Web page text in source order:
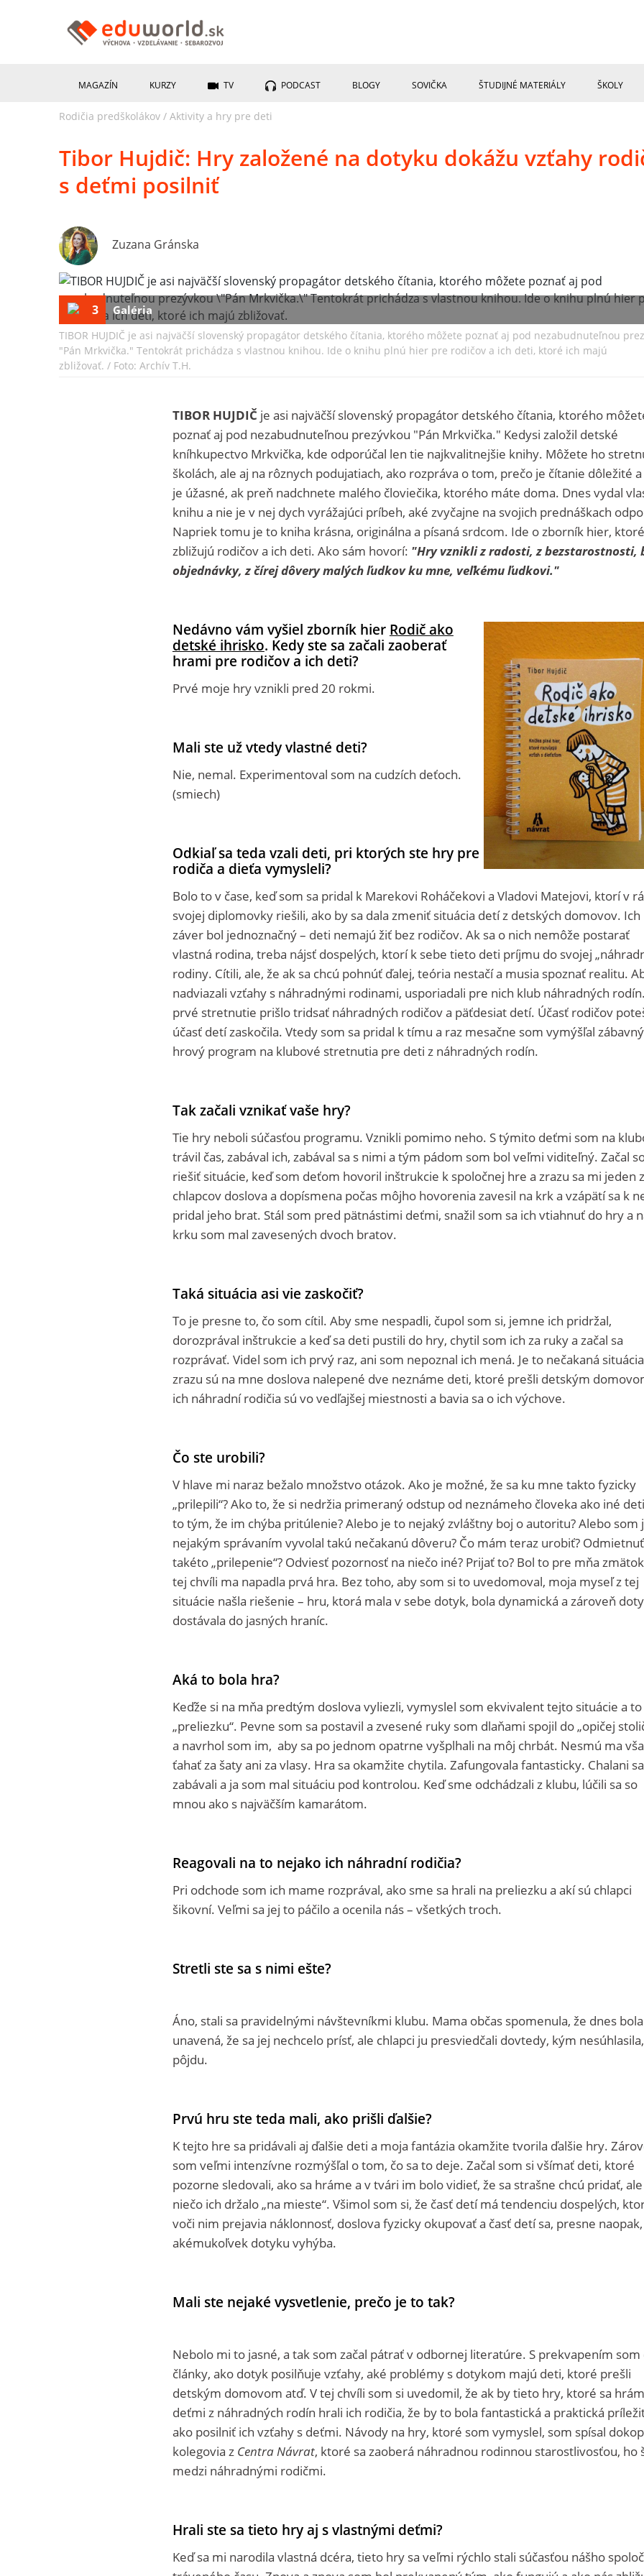
MAGAZÍN KURZY TV PODCAST BLOGY SOVIČKA ŠTUDIJNÉ MATERIÁLY ŠKOLY
Rodičia predškolákov / Aktivity a hry pre deti
Tibor Hujdič: Hry založené na dotyku dokážu vzťahy
s deťmi posilniť
Zuzana Gránska
3 Galéria
TIBOR HUJDIČ je asi najväčší slovenský propagátor detského čítania, ktorého môžete poznať aj pod nezabudnuteľnou
"Pán Mrkvička." Tentokrát prichádza s vlastnou knihou. Ide o knihu plnú hier pre rodičov a ich deti, ktoré ich majú
zbližovať. / Foto: Archív T.H.
TIBOR HUJDIČ je asi najväčší slovenský propagátor detského čítania, ktorého
poznať aj pod nezabudnuteľnou prezývkou "Pán Mrkvička." Kedysi založil detské
kníhkupectvo Mrkvička, kde odporúčal len tie najkvalitnejšie knihy. Môžete ho
školách, ale aj na rôznych podujatiach, ako rozpráva o tom, prečo je čítanie dôležité a
je úžasné, ak preň nadchnete malého človiečika, ktorého máte doma. Dnes vydal
knihu a nie je v nej dych vyrážajúci príbeh, aké zvyčajne na svojich prednáškach
Napriek tomu je to kniha krásna, originálna a písaná srdcom. Ide o zborník hier, ktoré
zbližujú rodičov a ich deti. Ako sám hovorí: "Hry vznikli z radosti, z bezstarostnosti,
objednávky, z čírej dôvery malých ľudkov ku mne, veľkému ľudkovi."
Nedávno vám vyšiel zborník hier Rodič ako
detské ihrisko. Kedy ste sa začali zaoberať
hrami pre rodičov a ich deti?
Prvé moje hry vznikli pred 20 rokmi.
Mali ste už vtedy vlastné deti?
Nie, nemal. Experimentoval som na cudzích deťoch.
(smiech)
Odkiaľ sa teda vzali deti, pri ktorých ste hry pre
rodiča a dieťa vymysleli?
Bolo to v čase, keď som sa pridal k Marekovi Roháčekovi a Vladovi Matejovi, ktorí v
svojej diplomovky riešili, ako by sa dala zmeniť situácia detí z detských domovov. Ich
záver bol jednoznačný – deti nemajú žiť bez rodičov. Ak sa o nich nemôže postarať
vlastná rodina, treba nájsť dospelých, ktorí k sebe tieto deti príjmu do svojej
rodiny. Cítili, ale, že ak sa chcú pohnúť ďalej, teória nestačí a musia spoznať realitu.
nadviazali vzťahy s náhradnými rodinami, usporiadali pre nich klub náhradných
prvé stretnutie prišlo tridsať náhradných rodičov a päťdesiat detí. Účasť rodičov
účasť detí zaskočila. Vtedy som sa pridal k tímu a raz mesačne som vymýšľal
hrový program na klubové stretnutia pre deti z náhradných rodín.
Tak začali vznikať vaše hry?
Tie hry neboli súčasťou programu. Vznikli pomimo neho. S týmito deťmi som na
trávil čas, zabával ich, zabával sa s nimi a tým pádom som bol veľmi viditeľný. Začal
riešiť situácie, keď som deťom hovoril inštrukcie k spoločnej hre a zrazu sa mi jeden z
chlapcov doslova a dopísmena počas môjho hovorenia zavesil na krk a vzápätí sa k
pridal jeho brat. Stál som pred pätnástimi deťmi, snažil som sa ich vtiahnuť do hry a
krku som mal zavesených dvoch bratov.
Taká situácia asi vie zaskočiť?
To je presne to, čo som cítil. Aby sme nespadli, čupol som si, jemne ich pridržal,
dorozprával inštrukcie a keď sa deti pustili do hry, chytil som ich za ruky a začal sa
rozprávať. Videl som ich prvý raz, ani som nepoznal ich mená. Je to nečakaná
zrazu sú na mne doslova nalepené dve neznáme deti, ktoré prešli detským
ich náhradní rodičia sú vo vedľajšej miestnosti a bavia sa o ich výchove.
Čo ste urobili?
V hlave mi naraz bežalo množstvo otázok. Ako je možné, že sa ku mne takto fyzicky
„prilepili“? Ako to, že si nedržia primeraný odstup od neznámeho človeka ako iné
to tým, že im chýba pritúlenie? Alebo je to nejaký zvláštny boj o autoritu? Alebo som
nejakým správaním vyvolal takú nečakanú dôveru? Čo mám teraz urobiť? Odmietnuť
takéto „prilepenie“? Odviesť pozornosť na niečo iné? Prijať to? Bol to pre mňa
tej chvíli ma napadla prvá hra. Bez toho, aby som si to uvedomoval, moja myseľ z tej
situácie našla riešenie – hru, ktorá mala v sebe dotyk, bola dynamická a zároveň
dostávala do jasných hraníc.
Aká to bola hra?
Keďže si na mňa predtým doslova vyliezli, vymyslel som ekvivalent tejto situácie a to
„preliezku“. Pevne som sa postavil a zvesené ruky som dlaňami spojil do „opičej
a navrhol som im, aby sa po jednom opatrne vyšplhali na môj chrbát. Nesmú ma
ťahať za šaty ani za vlasy. Hra sa okamžite chytila. Zafungovala fantasticky. Chalani sa
zabávali a ja som mal situáciu pod kontrolou. Keď sme odchádzali z klubu, lúčili sa so
mnou ako s najväčším kamarátom.
Reagovali na to nejako ich náhradní rodičia?
Pri odchode som ich mame rozprával, ako sme sa hrali na preliezku a akí sú chlapci
šikovní. Veľmi sa jej to páčilo a ocenila nás – všetkých troch.
Stretli ste sa s nimi ešte?
Áno, stali sa pravidelnými návštevníkmi klubu. Mama občas spomenula, že dnes
unavená, že sa jej nechcelo prísť, ale chlapci ju presviedčali dovtedy, kým
pôjdu.
Prvú hru ste teda mali, ako prišli ďalšie?
K tejto hre sa pridávali aj ďalšie deti a moja fantázia okamžite tvorila ďalšie hry.
som veľmi intenzívne rozmýšľal o tom, čo sa to deje. Začal som si všímať deti, ktoré
pozorne sledovali, ako sa hráme a v tvári im bolo vidieť, že sa strašne chcú pridať, ale
niečo ich držalo „na mieste“. Všimol som si, že časť detí má tendenciu dospelých,
voči nim prejavia náklonnosť, doslova fyzicky okupovať a časť detí sa, presne naopak,
akémukoľvek dotyku vyhýba.
Mali ste nejaké vysvetlenie, prečo je to tak?
Nebolo mi to jasné, a tak som začal pátrať v odbornej literatúre. S prekvapením som
články, ako dotyk posilňuje vzťahy, aké problémy s dotykom majú deti, ktoré prešli
detským domovom atď. V tej chvíli som si uvedomil, že ak by tieto hry, ktoré sa
deťmi z náhradných rodín hrali ich rodičia, že by to bola fantastická a praktická
ako posilniť ich vzťahy s deťmi. Návody na hry, ktoré som vymyslel, som spísal
kolegovia z Centra Návrat, ktoré sa zaoberá náhradnou rodinnou starostlivosťou, ho
medzi náhradnými rodičmi.
Hrali ste sa tieto hry aj s vlastnými deťmi?
Keď sa mi narodila vlastná dcéra, tieto hry sa veľmi rýchlo stali súčasťou nášho